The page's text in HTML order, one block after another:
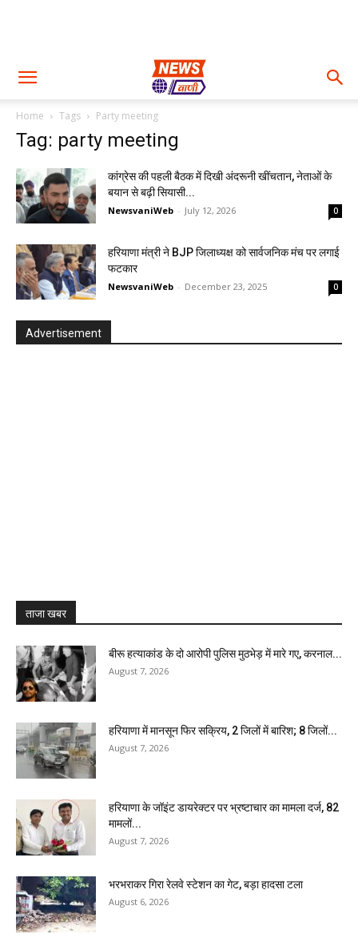
Home Tags Party meeting
Tag: party meeting
कांग्रेस की पहली बैठक में दिखी अंदरूनी खींचतान, नेताओं के
बयान से बढ़ी सियासी...
NewsvaniWeb - July 12, 2026 0
हरियाणा मंत्री ने BJP जिलाध्यक्ष को सार्वजनिक मंच पर लगाई
फटकार
NewsvaniWeb - December 23, 2025 0
Advertisement
ताजा खबर
बीरू हत्याकांड के दो आरोपी पुलिस मुठभेड़ में मारे गए, करनाल...
August 7, 2026
हरियाणा में मानसून फिर सक्रिय, 2 जिलों में बारिश; 8 जिलों...
August 7, 2026
हरियाणा के जॉइंट डायरेक्टर पर भ्रष्टाचार का मामला दर्ज, 82
मामलों...
August 7, 2026
भरभराकर गिरा रेलवे स्टेशन का गेट, बड़ा हादसा टला
August 6, 2026